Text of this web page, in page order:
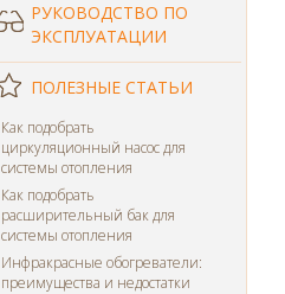
РУКОВОДСТВО ПО
ЭКСПЛУАТАЦИИ
ПОЛЕЗНЫЕ СТАТЬИ
Как подобрать
циркуляционный насос для
системы отопления
Как подобрать
расширительный бак для
системы отопления
Инфракрасные обогреватели:
преимущества и недостатки